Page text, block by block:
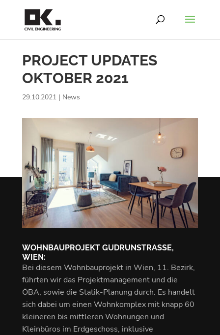
PROJECT UPDATES
OKTOBER 2021
29.10.2021| News
WOHNBAUPROJEKT GUDRUNSTRASSE, W
IEN:
Bei diesem Wohnbauprojekt in Wien, 11. Bezirk,
führten wir das Projektmanagement und die
ÖBA, sowie die Statik-Planung durch. Es handelt
sich dabei um einen Wohnkomplex mit knapp 60
kleineren bis mittleren Wohnungen und
Kleinbüros im Erdgeschoss, inklusive